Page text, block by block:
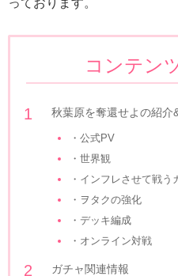
コンテン
秋葉原を奪還せよの紹介
・公式PV
・世界観
・インフレさせて戦う
・ヲタクの強化
・デッキ編成
・オンライン対戦
ガチャ関連情報